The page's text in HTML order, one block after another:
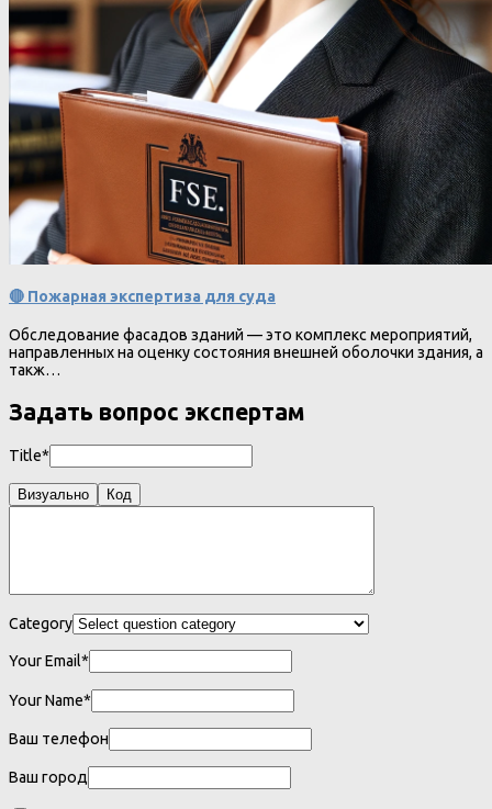
🔴 Пожарная экспертиза для суда
Обследование фасадов зданий — это комплекс мероприятий,
направленных на оценку состояния внешней оболочки здания, а
такж…
Задать вопрос экспертам
Title*
Визуально Код
Category
Your Email*
Your Name*
Ваш телефон
Ваш город